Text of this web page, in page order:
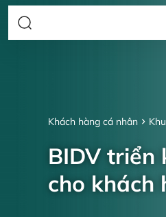
Khách hàng cá nhân
BIDV triển
cho khách